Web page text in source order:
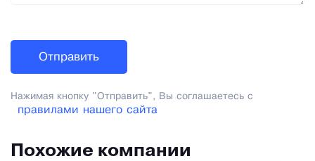
Нажимая кнопку "Отправить", Вы соглашаетесь с
правилами нашего сайта
Похожие компании